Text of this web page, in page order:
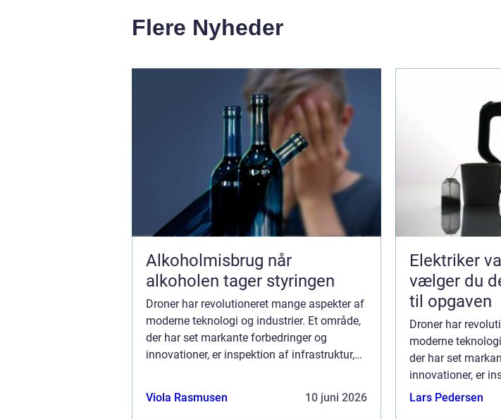
Flere Nyheder
Alkoholmisbrug når
alkoholen tager styringen
Droner har revolutioneret mange aspekter af
moderne teknologi og industrier. Et område,
der har set markante forbedringer og
innovationer, er inspektion af infrastruktur,
Viola Rasmusen 10 juni 2026
Elektriker
vælger du
til opgaven
Droner har
moderne
der har set
innovationer, er
byggeprojekter
Lars Pedersen